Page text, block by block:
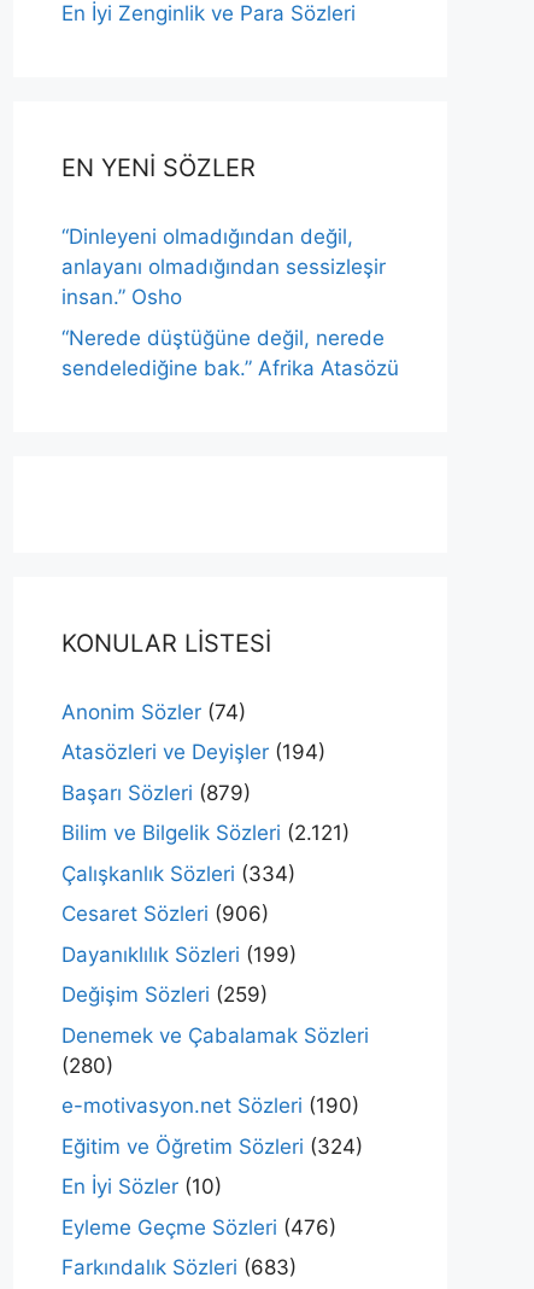
En İyi Zenginlik ve Para Sözleri
EN YENİ SÖZLER
“Dinleyeni olmadığından değil,
anlayanı olmadığından sessizleşir
insan.” Osho
“Nerede düştüğüne değil, nerede
sendelediğine bak.” Afrika Atasözü
KONULAR LİSTESİ
Anonim Sözler (74)
Atasözleri ve Deyişler (194)
Başarı Sözleri (879)
Bilim ve Bilgelik Sözleri (2.121)
Çalışkanlık Sözleri (334)
Cesaret Sözleri (906)
Dayanıklılık Sözleri (199)
Değişim Sözleri (259)
Denemek ve Çabalamak Sözleri
(280)
e-motivasyon.net Sözleri (190)
Eğitim ve Öğretim Sözleri (324)
En İyi Sözler (10)
Eyleme Geçme Sözleri (476)
Farkındalık Sözleri (683)